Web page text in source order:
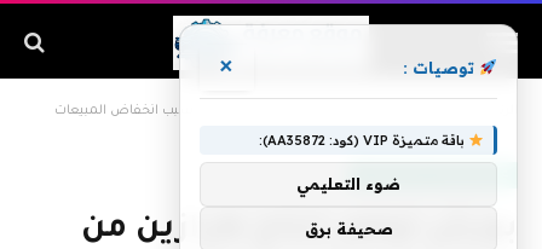
بورش توقف إنتاج طرازين من
توصيات : ×
باقة متميزة VIP (كود: AA35872):
ضوء التعليمي
صحيفة برق